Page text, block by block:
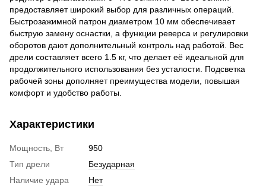
предоставляет широкий выбор для различных операций.
Быстрозажимной патрон диаметром 10 мм обеспечивает
быструю замену оснастки, а функции реверса и регулировки
оборотов дают дополнительный контроль над работой. Вес
дрели составляет всего 1.5 кг, что делает её идеальной для
продолжительного использования без усталости. Подсветка
рабочей зоны дополняет преимущества модели, повышая
комфорт и удобство работы.
Характеристики
Мощность, Вт
950
Тип дрели
Безударная
Наличие удара
Нет